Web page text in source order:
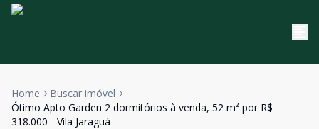
Home
Buscar imóvel
Ótimo Apto Garden 2 dormitórios à venda, 52 m² por R$
318.000 - Vila Jaraguá